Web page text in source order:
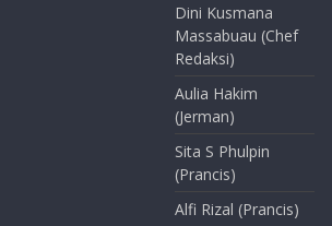
Dini Kusmana
Massabuau (Chef
Redaksi)
Aulia Hakim
(Jerman)
Sita S Phulpin
(Prancis)
Alfi Rizal (Prancis)